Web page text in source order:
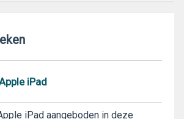
iPad
iPad aangeboden in deze